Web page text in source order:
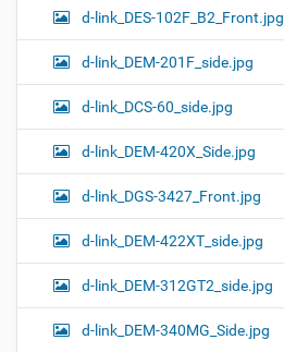
d-link_DES-102F_B2_Front.jpg
d-link_DEM-201F_side.jpg
d-link_DCS-60_side.jpg
d-link_DEM-420X_Side.jpg
d-link_DGS-3427_Front.jpg
d-link_DEM-422XT_side.jpg
d-link_DEM-312GT2_side.jpg
d-link_DEM-340MG_Side.jpg